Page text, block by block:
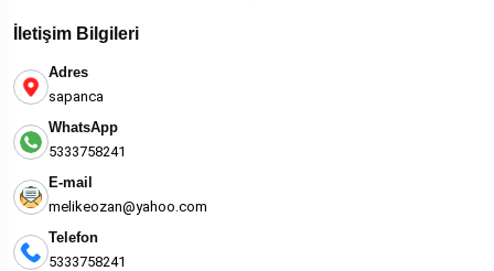
İletişim Bilgileri
Adres
sapanca
WhatsApp
5333758241
E-mail
melikeozan@yahoo.com
Telefon
5333758241